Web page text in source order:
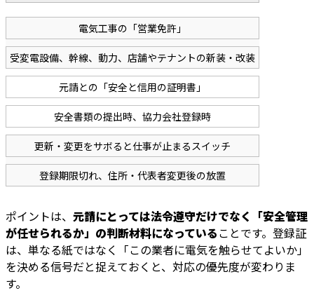
電気工事の「営業免許」
受変電設備、幹線、動力、店舗やテナントの新装・改装
元請との「安全と信用の証明書」
安全書類の提出時、協力会社登録時
更新・変更をサボると仕事が止まるスイッチ
登録期限切れ、住所・代表者変更後の放置
ポイントは、 元請にとっては法令遵守だけでなく「安全管理
が任せられるか」の判断材料になっていることです。登録証
は、単なる紙ではなく「この業者に電気を触らせてよいか」
を決める信号だと捉えておくと、対応の優先度が変わりま
す。